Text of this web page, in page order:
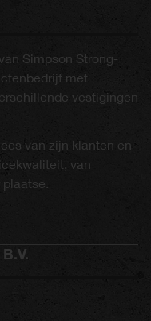
Simpson Strong-
met
vestigingen
van zijn klanten en
van